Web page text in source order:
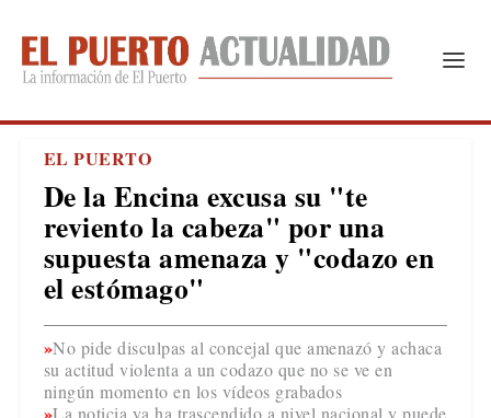
EL PUERTO
De la Encina excusa su "te
reviento la cabeza" por una
supuesta amenaza y "codazo en
el estómago"
No pide disculpas al concejal que amenazó y achaca
su actitud violenta a un codazo que no se ve en
ningún momento en los vídeos grabados
La noticia ya ha trascendido a nivel nacional y puede